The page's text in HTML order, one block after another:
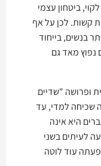
ביטחון עצמי
קשות. לכן על אף
בנשים, בייחוד
נפוץ מאד גם
ופרושה "שדיים
שכיחה למדי, עד
היא אינה
לעיתים בשני
עוד לוטה